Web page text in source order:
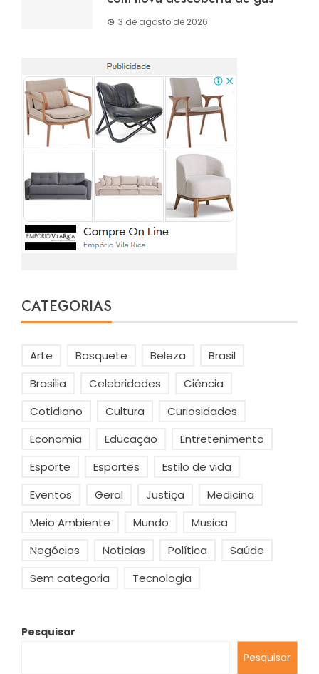
3 de agosto de 2026
CATEGORIAS
Arte Basquete Beleza
Brasil
Brasilia
Celebridades
Ciência
Cotidiano
Cultura
Curiosidades
Economia
Educação
Entretenimento
Esporte
Esportes
Estilo de vida
Eventos
Geral Justiça
Medicina
Meio Ambiente
Mundo
Musica
Negócios
Noticias Política
Saúde
Sem categoria
Tecnologia
Pesquisar
Pesquisar